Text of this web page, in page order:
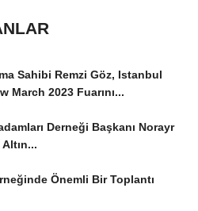
Sahibi Remzi Göz, Istanbul
March 2023 Fuarını...
Derneği Başkanı Norayr
Önemli Bir Toplantı